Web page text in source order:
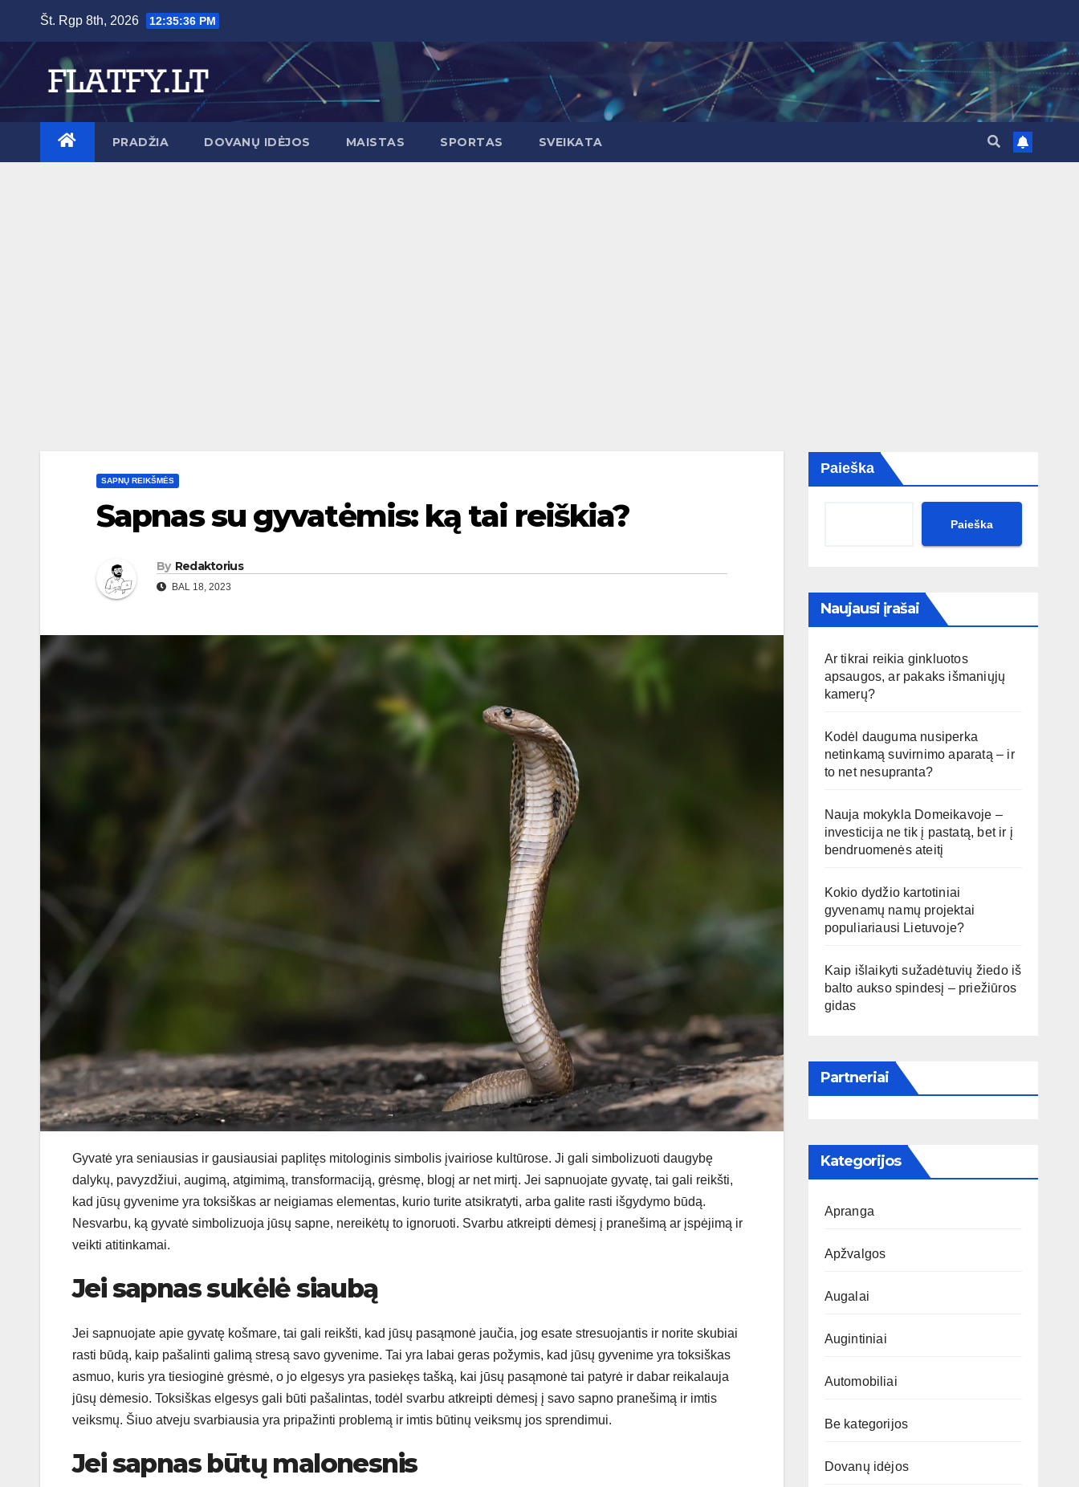
content
Št. Rgp 8th, 2026 12:35:37 PM
PRADŽIA DOVANŲ IDĖJOS MAISTAS SPORTAS SVEIKATA
SAPNŲ REIKŠMĖS
Sapnas su gyvatėmis: ką tai reiškia?
By Redaktorius
BAL 18, 2023
Gyvatė yra seniausias ir gausiausiai paplitęs mitologinis simbolis įvairiose kultūrose. Ji gali simbolizuoti daugybę
dalykų, pavyzdžiui, augimą, atgimimą, transformaciją, grėsmę, blogį ar net mirtį. Jei sapnuojate gyvatę, tai gali reikšti,
kad jūsų gyvenime yra toksiškas ar neigiamas elementas, kurio turite atsikratyti, arba galite rasti išgydymo būdą.
Nesvarbu, ką gyvatė simbolizuoja jūsų sapne, nereikėtų to ignoruoti. Svarbu atkreipti dėmesį į pranešimą ar įspėjimą ir
veikti atitinkamai.
Jei sapnas sukėlė siaubą
Jei sapnuojate apie gyvatę košmare, tai gali reikšti, kad jūsų pasąmonė jaučia, jog esate stresuojantis ir norite skubiai
rasti būdą, kaip pašalinti galimą stresą savo gyvenime. Tai yra labai geras požymis, kad jūsų gyvenime yra toksiškas
asmuo, kuris yra tiesioginė grėsmė, o jo elgesys yra pasiekęs tašką, kai jūsų pasąmonė tai patyrė ir dabar reikalauja
jūsų dėmesio. Toksiškas elgesys gali būti pašalintas, todėl svarbu atkreipti dėmesį į savo sapno pranešimą ir imtis
veiksmų. Šiuo atveju svarbiausia yra pripažinti problemą ir imtis būtinų veiksmų jos sprendimui.
Jei sapnas būtų malonesnis
Paieška
Paieška
Naujausi įrašai
Ar tikrai reikia ginkluotos
apsaugos, ar pakaks išmaniųjų
kamerų?
Kodėl dauguma nusiperka
netinkamą suvirnimo aparatą – ir
to net nesupranta?
Nauja mokykla Domeikavoje –
investicija ne tik į pastatą, bet ir į
bendruomenės ateitį
Kokio dydžio kartotiniai
gyvenamų namų projektai
populiariausi Lietuvoje?
Kaip išlaikyti sužadėtuvių žiedo iš
balto aukso spindesį – priežiūros
gidas
Partneriai
Kategorijos
Apranga
Apžvalgos
Augalai
Augintiniai
Automobiliai
Be kategorijos
Dovanų idėjos